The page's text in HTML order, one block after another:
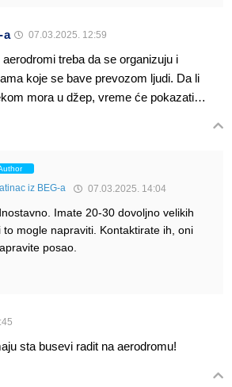
a 07.03.2025. 12:59
treba da se organizuju i
koje se bave prevozom ljudi. Da li
mora u džep, vreme će pokazati…
iz BEG-a 07.03.2025. 14:04
Imate 20-30 dovoljno velikih
to mogle napraviti. Kontaktirate ih, oni
posao.
sta busevi radit na aerodromu!